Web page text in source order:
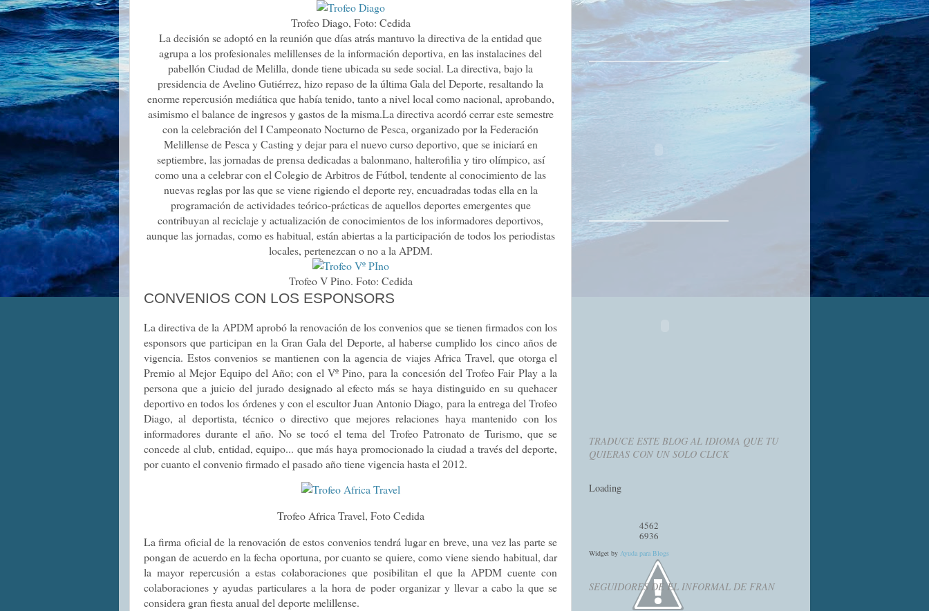
Trofeo Diago, Foto: Cedida
La decisión se adoptó en la reunión que días atrás mantuvo la directiva de la entidad que
agrupa a los profesionales melillenses de la información deportiva, en las instalacines del
pabellón Ciudad de Melilla, donde tiene ubicada su sede social. La directiva, bajo la
presidencia de Avelino Gutiérrez, hizo repaso de la última Gala del Deporte, resaltando la
enorme repercusión mediática que había tenido, tanto a nivel local como nacional, aprobando,
asimismo el balance de ingresos y gastos de la misma.La directiva acordó cerrar este semestre
con la celebración del I Campeonato Nocturno de Pesca, organizado por la Federación
Melillense de Pesca y Casting y dejar para el nuevo curso deportivo, que se iniciará en
septiembre, las jornadas de prensa dedicadas a balonmano, halterofilia y tiro olímpico, así
como una a celebrar con el Colegio de Arbitros de Fútbol, tendente al conocimiento de las
nuevas reglas por las que se viene rigiendo el deporte rey, encuadradas todas ella en la
programación de actividades teórico-prácticas de aquellos deportes emergentes que
contribuyan al reciclaje y actualización de conocimientos de los informadores deportivos,
aunque las jornadas, como es habitual, están abiertas a la participación de todos los periodistas
locales, pertenezcan o no a la APDM.
Trofeo V Pino. Foto: Cedida
CONVENIOS CON LOS ESPONSORS
La directiva de la APDM aprobó la renovación de los convenios que se tienen firmados con los
esponsors que participan en la Gran Gala del Deporte, al haberse cumplido los cinco años de
vigencia. Estos convenios se mantienen con la agencia de viajes Africa Travel, que otorga el
Premio al Mejor Equipo del Año; con el Vº Pino, para la concesión del Trofeo Fair Play a la
persona que a juicio del jurado designado al efecto más se haya distinguido en su quehacer
deportivo en todos los órdenes y con el escultor Juan Antonio Diago, para la entrega del Trofeo
Diago, al deportista, técnico o directivo que mejores relaciones haya mantenido con los
informadores durante el año. No se tocó el tema del Trofeo Patronato de Turismo, que se
concede al club, entidad, equipo... que más haya promocionado la ciudad a través del deporte,
por cuanto el convenio firmado el pasado año tiene vigencia hasta el 2012.
Trofeo Africa Travel, Foto Cedida
La firma oficial de la renovación de estos convenios tendrá lugar en breve, una vez las parte se
pongan de acuerdo en la fecha oportuna, por cuanto se quiere, como viene siendo habitual, dar
la mayor repercusión a estas colaboraciones que posibilitan el que la APDM cuente con
colaboraciones y ayudas particulares a la hora de poder organizar y llevar a cabo la que se
considera gran fiesta anual del deporte melillense.
TRADUCE ESTE BLOG AL IDIOMA QUE TU
QUIERAS CON UN SOLO CLICK
Loading
4562
6936
Widget by Ayuda para Blogs
SEGUIDORES DE EL INFORMAL DE FRAN